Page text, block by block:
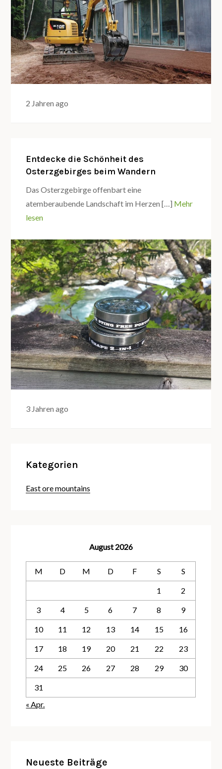
2 Jahren ago
Entdecke die Schönheit des
Osterzgebirges beim Wandern
Das Osterzgebirge offenbart eine
atemberaubende Landschaft im Herzen […] Mehr
lesen
3 Jahren ago
Kategorien
East ore mountains
August 2026
M D M D F S S
1 2
3 4 5 6 7 8 9
10 11 12 13 14 15 16
17 18 19 20 21 22 23
24 25 26 27 28 29 30
31
« Apr.
Neueste Beiträge